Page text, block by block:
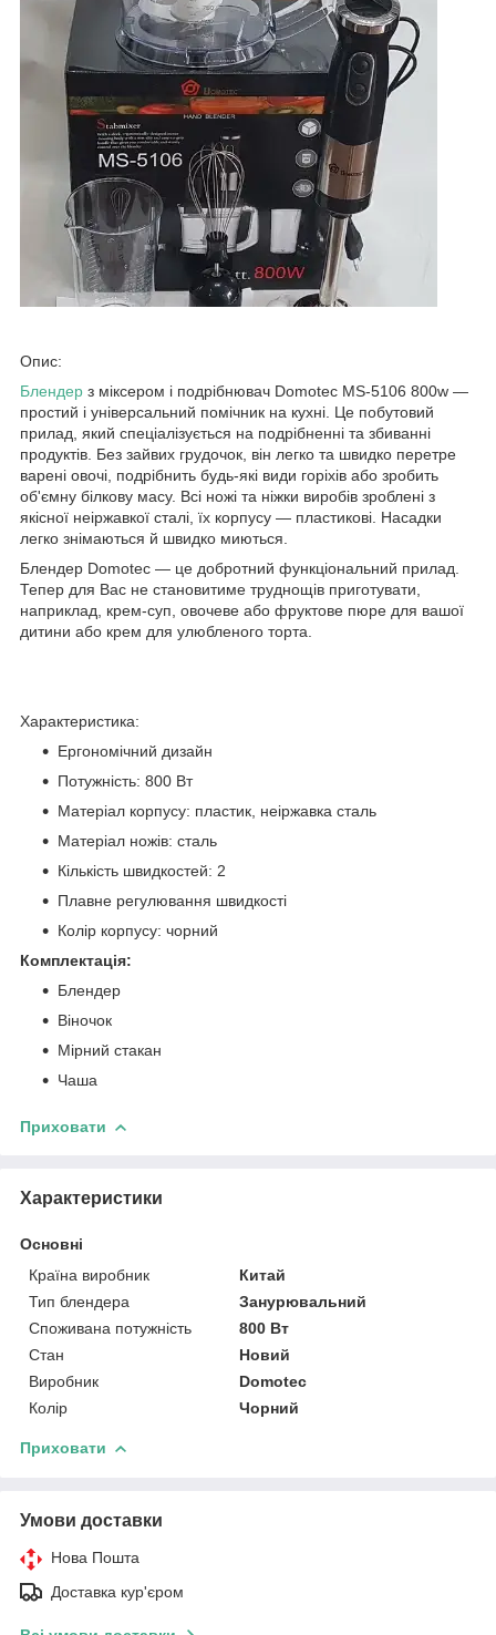
Опис:
Блендер з міксером і подрібнювач Domotec MS-5106 800w —
простий і універсальний помічник на кухні. Це побутовий
прилад, який спеціалізується на подрібненні та збиванні
продуктів. Без зайвих грудочок, він легко та швидко перетре
варені овочі, подрібнить будь-які види горіхів або зробить
об'ємну білкову масу. Всі ножі та ніжки виробів зроблені з
якісної неіржавкої сталі, їх корпусу — пластикові. Насадки
легко знімаються й швидко миються.
Блендер Domotec — це добротний функціональний прилад.
Тепер для Вас не становитиме труднощів приготувати,
наприклад, крем-суп, овочеве або фруктове пюре для вашої
дитини або крем для улюбленого торта.
Характеристика:
Ергономічний дизайн
Потужність: 800 Вт
Матеріал корпусу: пластик, неіржавка сталь
Матеріал ножів: сталь
Кількість швидкостей: 2
Плавне регулювання швидкості
Колір корпусу: чорний
Комплектація:
Блендер
Віночок
Мірний стакан
Чаша
Приховати
Характеристики
Основні
Країна виробник
Китай
Тип блендера
Занурювальний
Споживана потужність
800 Вт
Стан
Новий
Виробник
Domotec
Колір
Чорний
Приховати
Умови доставки
Нова Пошта
Доставка кур'єром